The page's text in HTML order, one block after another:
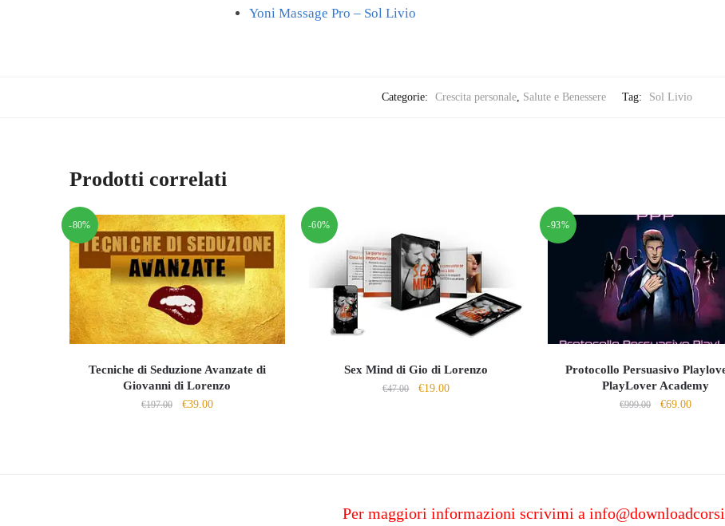
Yoni Massage Pro – Sol Livio
Categorie: Crescita personale, Salute e Benessere Tag: Sol Livio
Prodotti correlati
-80%
Tecniche di Seduzione Avanzate di
Giovanni di Lorenzo
€197.00
Il
€39.00Il
-60%
Sex Mind di Gio di Lorenzo
€47.00
Il
€19.00Il
-93%
Protocollo Persuasivo
PlayLover Academy
€999.00
Il
€69.00Il
Per maggiori informazioni scrivimi a